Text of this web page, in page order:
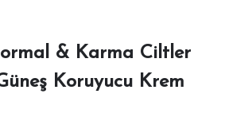
& Karma Ciltler
Koruyucu Krem